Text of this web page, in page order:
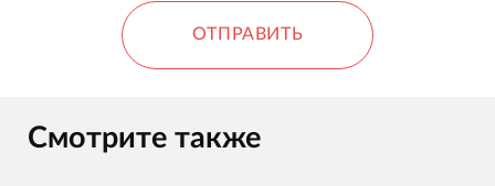
ОТПРАВИТЬ
Смотрите также